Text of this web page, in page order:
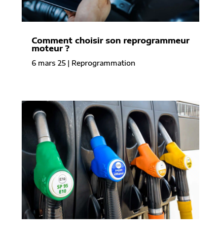
Comment choisir son reprogrammeur
moteur ?
6 mars 25| Reprogrammation